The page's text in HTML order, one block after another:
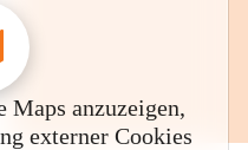
Maps anzuzeigen,
externer Cookies